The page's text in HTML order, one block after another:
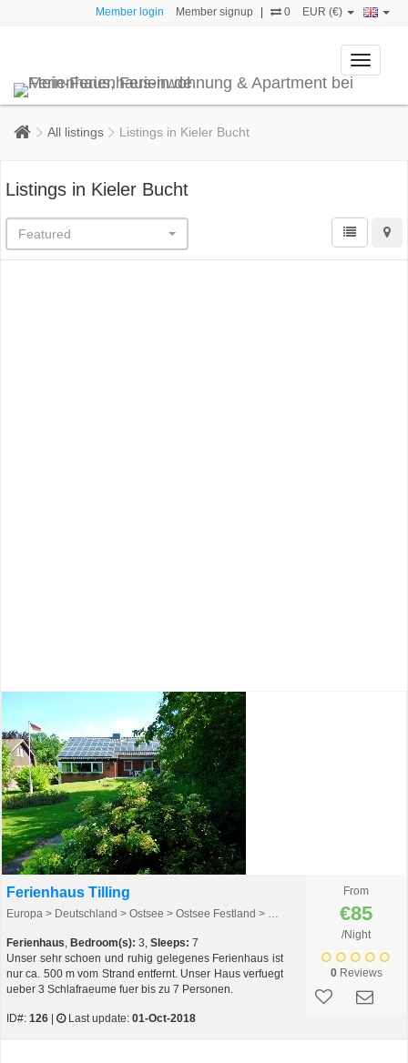
Member login Member signup 0 EUR (€)
Toggle
All listings Listings in Kieler Bucht
Listings in Kieler Bucht
Featured
Ferienhaus Tilling
Europa > Deutschland > Ostsee > Ostsee Festland > Kieler Bucht
Ferienhaus, Bedroom(s): 3, Sleeps: 7
Unser sehr schoen und ruhig gelegenes Ferienhaus ist
nur ca. 500 m vom Strand entfernt. Unser Haus verfuegt
ueber 3 Schlafraeume fuer bis zu 7 Personen.
ID#: 126 Last update: 01-Oct-2018
From
€85
/Night
0Reviews